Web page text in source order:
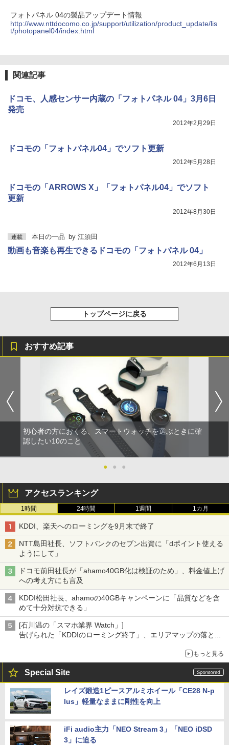
フォトパネル 04の製品アップデート情報
http://www.nttdocomo.co.jp/support/utilization/product_update/lis
t/photopanel04/index.html
関連記事
ドコモ、人感センサー内蔵の「フォトパネル 04」3月6日
発売
2012年2月29日
ドコモの「フォトパネル04」でソフト更新
2012年5月28日
ドコモの「ARROWS X」「フォトパネル04」でソフト
更新
2012年8月30日
連載 本日の一品 by 江須田
動画も音楽も再生できるドコモの「フォトパネル 04」
2012年6月13日
トップページに戻る
おすすめ記事
初心者の方におくる、スマートウォッチを選ぶときに確
認したい10のこと
● ● ●
アクセスランキング
1時間 24時間 1週間 1カ月
KDDI、楽天へのローミングを9月末で終了
NTT島田社長、ソフトバンクのセブン出資に「dポイント使える
ようにして」
ドコモ前田社長が「ahamo40GB化は検証のため」、料金値上げ
への考え方にも言及
KDDI松田社長、ahamoの40GBキャンペーンに「品質などを含
めて十分対抗できる」
[石川温の「スマホ業界 Watch」]
告げられた「KDDIのローミング終了」、エリアマップの落とし
もっと見る
Special Site
レイズ鍛造1ピースアルミホイール「CE28 N-p
lus」軽量なままに剛性を向上
iFi audio主力「NEO Stream 3」「NEO iDSD
3」に迫る